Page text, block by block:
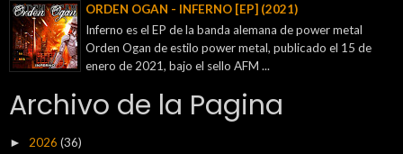
ORDEN OGAN - INFERNO [EP] (2021)
Inferno es el EP de la banda alemana de power metal
Orden Ogan de estilo power metal, publicado el 15 de
enero de 2021, bajo el sello AFM ...
Archivo de la Pagina
► 2026 (36)